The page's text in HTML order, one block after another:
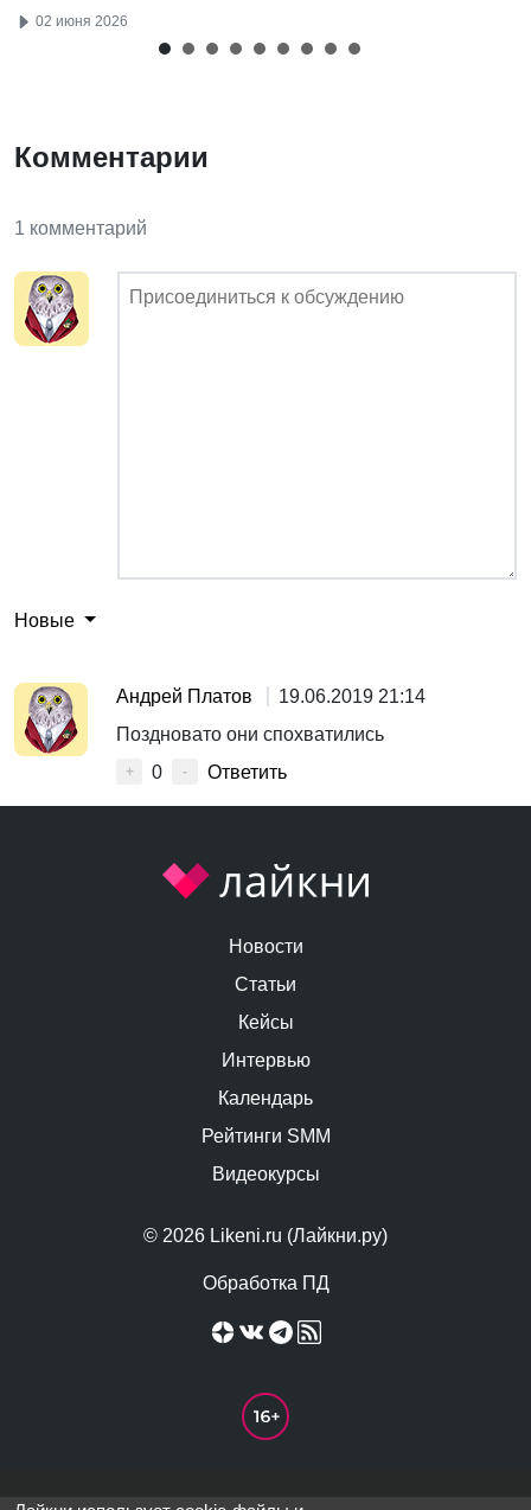
02 июня 2026
Комментарии
1 комментарий
Новые
Андрей Платов
19.06.2019 21:14
Поздновато они спохватились
+ 0 - Ответить
© 2026 Likeni.ru (Лайкни.ру)
Обработка ПД
Новости
Статьи
Кейсы
Интервью
Календарь
Рейтинги SMM
Видеокурсы